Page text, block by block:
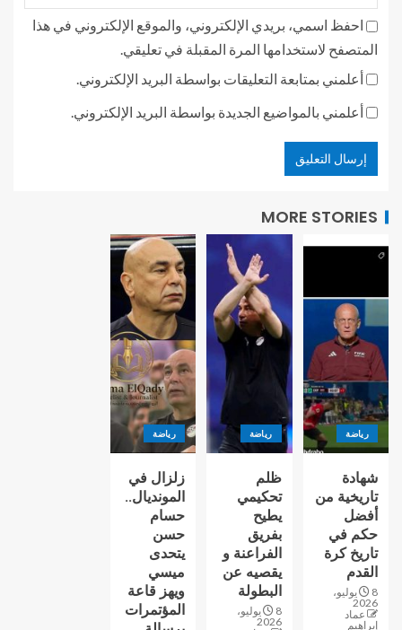
احفظ اسمي، بريدي الإلكتروني، والموقع الإلكتروني في هذا
المتصفح لاستخدامها المرة المقبلة في تعليقي.
أعلمني بمتابعة التعليقات بواسطة البريد الإلكتروني.
أعلمني بالمواضيع الجديدة بواسطة البريد الإلكتروني.
MORE STORIES
رياضة
شهادة
تاريخية من
أفضل
حكم في
تاريخ كرة
القدم
8 يوليو،
2026
عماد
إبراهيم
رياضة
ظلم
تحكيمي
يطيح
بفريق
الفراعنة و
يقصيه عن
البطولة
8 يوليو،
2026
رياضة
زلزال في
المونديال..
حسام
حسن
يتحدى
ميسي
ويهز قاعة
المؤتمرات